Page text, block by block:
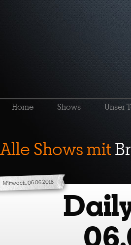
Home Shows Unser
Alle Shows mit
Mittwoch, 06.06.2018